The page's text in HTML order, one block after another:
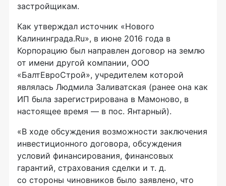
застройщикам.
Как утверждал источник «Нового
Калининграда.Ru», в июне 2016 года в
Корпорацию был направлен договор на землю
от имени другой компании, ООО
«БалтЕвроСтрой», учредителем которой
являлась Людмила Заливатская (ранее она как
ИП была зарегистрирована в Мамоново, в
настоящее время — в пос. Янтарный).
«В ходе обсуждения возможности заключения
инвестиционного договора, обсуждения
условий финансирования, финансовых
гарантий, страхования сделки и т. д.
со стороны чиновников было заявлено, что